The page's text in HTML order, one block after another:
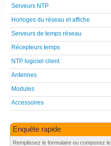
Serveurs NTP
Horloges du réseau et affiche
Serveurs de temps réseau
Récepteurs temps
NTP logiciel client
Antennes
Modules
Accessoires
Enquête rapide
Remplissez le formulaire ou composez le